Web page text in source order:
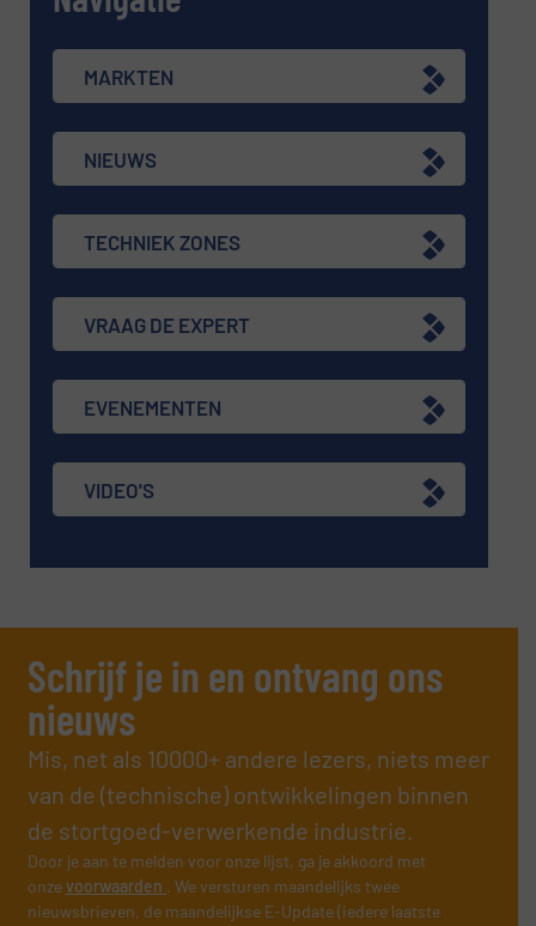
MARKTEN
NIEUWS
TECHNIEK ZONES
VRAAG DE EXPERT
EVENEMENTEN
VIDEO'S
Schrijf je in en ontvang ons
nieuws
Mis, net als 10000+ andere lezers, niets meer
van de (technische) ontwikkelingen binnen
de stortgoed-verwerkende industrie.
Door je aan te melden voor onze lijst, ga je akkoord met
onzevoorwaarden . We versturen maandelijks twee
nieuwsbrieven, de maandelijkse E-Update (iedere laatste